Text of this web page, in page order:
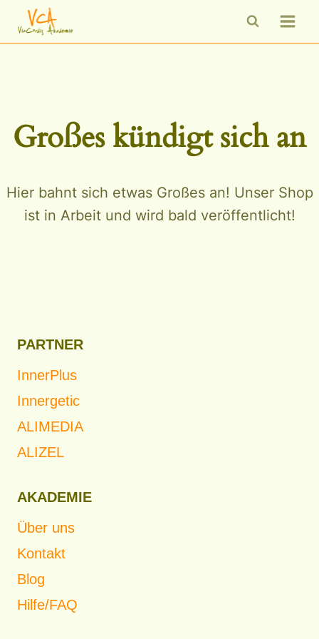
Inhalt
Großes kündigt sich an
Hier bahnt sich etwas Großes an! Unser Shop
ist in Arbeit und wird bald veröffentlicht!
PARTNER
InnerPlus
Innergetic
ALIMEDIA
ALIZEL
AKADEMIE
Über uns
Kontakt
Blog
Hilfe/FAQ